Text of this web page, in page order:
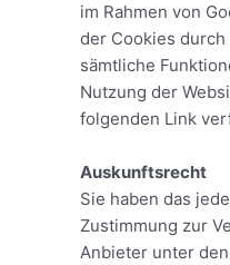
im Rahmen von
der Cookies
sämtliche
Nutzung der
folgenden Link
Auskunftsrecht
Sie haben das
Zustimmung zur
Anbieter unter